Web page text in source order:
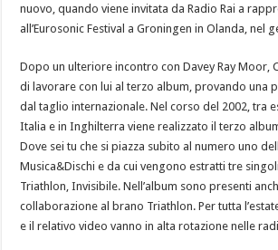
nuovo, quando viene invitata da Radio Rai a
all’Eurosonic Festival a Groningen in Olanda, nel
Dopo un ulteriore incontro con Davey Ray Moor,
di lavorare con lui al terzo album, provando una
dal taglio internazionale. Nel corso del 2002, tra
Italia e in Inghilterra viene realizzato il terzo
Dove sei tu che si piazza subito al numero uno
Musica&Dischi e da cui vengono estratti tre
Triathlon, Invisibile. Nell’album sono presenti
collaborazione al brano Triathlon. Per tutta
e il relativo video vanno in alta rotazione nelle